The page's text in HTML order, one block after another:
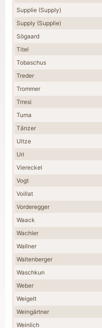
Supplie (Supply)
Supply (Supplie)
Sögaard
Titel
Tobaschus
Treder
Trommer
Trresi
Tuma
Tänzer
Ultze
Uri
Viereckel
Vogt
Voillat
Vorderegger
Waack
Wachler
Wallner
Waltenberger
Waschkun
Weber
Weigelt
Weingärtner
Weinlich